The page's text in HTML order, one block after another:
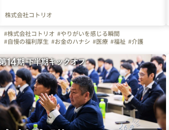
株式会社コトリオ
#株式会社コトリオ #やりがいを感じる瞬間
#自慢の福利厚生 #お金のハナシ #医療 #福祉 #介護
#栃木県 #宇都宮市 #群馬県 #高崎市 #東京都 #港区
#神奈川県 #横浜市 #埼玉県 #さいたま市
#千葉県
#千葉市 #長野県 #松本市 #静岡県 #浜松市 #愛知県
#名古屋市 #京都府 #京都市 #大阪府 #大阪市 #兵庫県
#神戸市 #奈良県 #奈良市 #岡山県 #岡山市 #広島県
#広島市 #福岡県 #福岡市 #熊本県 #熊本市 #鹿児島県
#鹿児島市 #20代の転職 #賞与 #ボーナス
#インセンティブ #給与